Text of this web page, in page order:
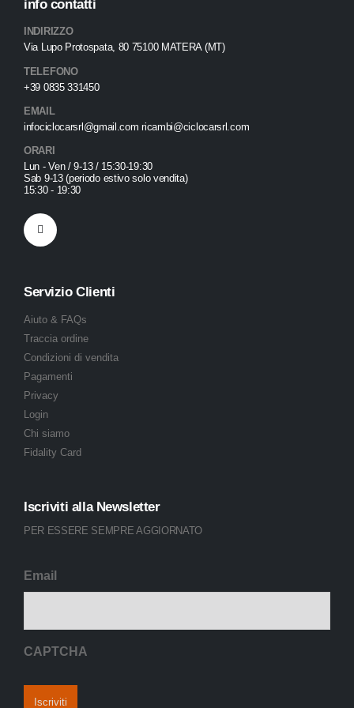
info contatti
INDIRIZZO
Via Lupo Protospata, 80 75100 MATERA (MT)
TELEFONO
+39 0835 331450
EMAIL
infociclocarsrl@gmail.com ricambi@ciclocarsrl.com
ORARI
Lun - Ven / 9-13 / 15:30-19:30
Sab 9-13 (periodo estivo solo vendita)
15:30 - 19:30
Servizio Clienti
Aiuto & FAQs
Traccia ordine
Condizioni di vendita
Pagamenti
Privacy
Login
Chi siamo
Fidality Card
Iscriviti alla Newsletter
PER ESSERE SEMPRE AGGIORNATO
Email
CAPTCHA